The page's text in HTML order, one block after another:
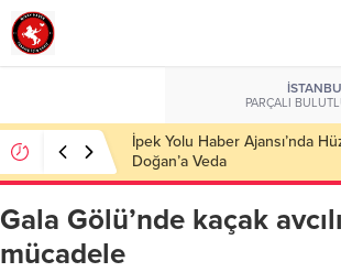
PARÇALI
İpek Yolu Haber Ajansı’nda
Doğan’a Veda
Gala Gölü’nde kaçak
mücadele